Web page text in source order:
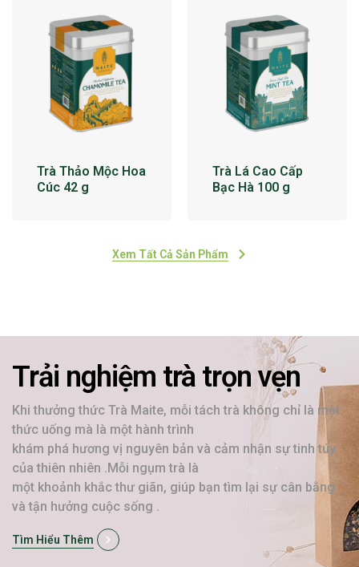
Trà Thảo Mộc Hoa
Cúc 42 g
Trà Lá Cao Cấp
Bạc Hà 100 g
Xem Tất Cả Sản Phẩm
Trải nghiệm trà trọn vẹn
Khi thưởng thức Trà Maite, mỗi tách trà không chỉ là một
thức uống mà là một hành trình
khám phá hương vị nguyên bản và cảm nhận sự tinh túy
của thiên nhiên .Mỗi ngụm trà là
một khoảnh khắc thư giãn, giúp bạn tìm lại sự cân bằng
và tận hưởng cuộc sống .
Tìm Hiểu Thêm